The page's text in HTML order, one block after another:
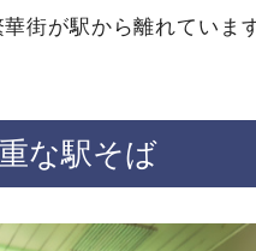
街が駅から離れていま
な駅そば